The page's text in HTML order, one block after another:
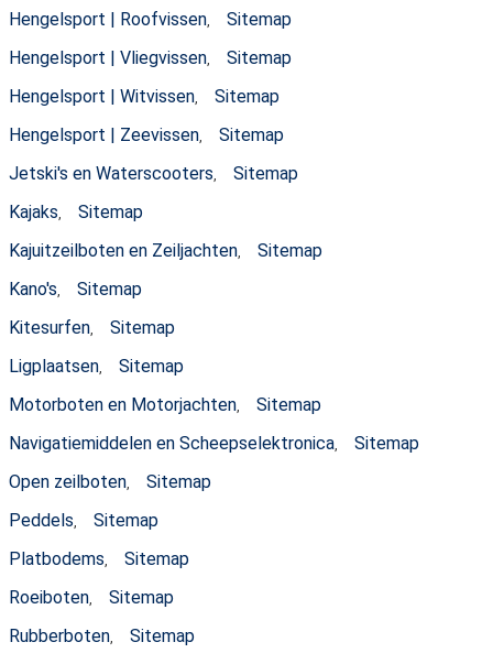
Hengelsport | Roofvissen,
Sitemap
Hengelsport | Vliegvissen,
Sitemap
Hengelsport | Witvissen,
Sitemap
Hengelsport | Zeevissen,
Sitemap
Jetski's en Waterscooters,
Sitemap
Kajaks,
Sitemap
Kajuitzeilboten en Zeiljachten,
Sitemap
Kano's,
Sitemap
Kitesurfen,
Sitemap
Ligplaatsen,
Sitemap
Motorboten en Motorjachten,
Sitemap
Navigatiemiddelen en Scheepselektronica,
Sitemap
Open zeilboten,
Sitemap
Peddels,
Sitemap
Platbodems,
Sitemap
Roeiboten,
Sitemap
Rubberboten,
Sitemap